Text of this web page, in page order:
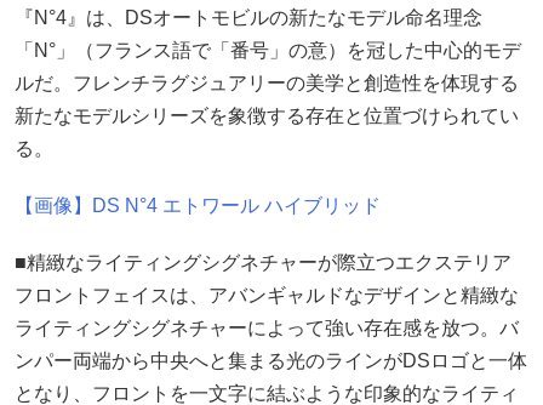
『N°4』は、DSオートモビルの新たなモデル命名理念
「N°」（フランス語で「番号」の意）を冠した中心的モデ
ルだ。フレンチラグジュアリーの美学と創造性を体現する
新たなモデルシリーズを象徴する存在と位置づけられてい
る。
【画像】DS N°4 エトワール ハイブリッド
■精緻なライティングシグネチャーが際立つエクステリア
フロントフェイスは、アバンギャルドなデザインと精緻な
ライティングシグネチャーによって強い存在感を放つ。バ
ンパー両端から中央へと集まる光のラインがDSロゴと一体
となり、フロントを一文字に結ぶような印象的なライティ